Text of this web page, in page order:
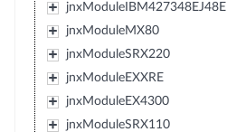
jnxModuleIBM427348EJ48E
jnxModuleMX80
jnxModuleSRX220
jnxModuleEXXRE
jnxModuleEX4300
jnxModuleSRX110